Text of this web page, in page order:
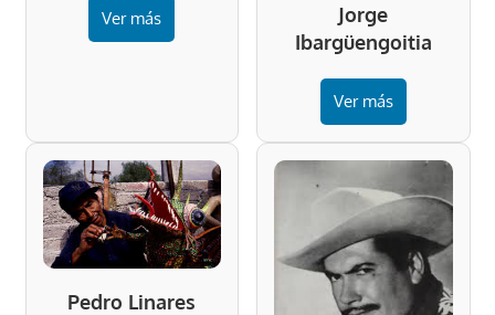
Ver más
Jorge
Ibargüengoitia
Ver más
Pedro Linares